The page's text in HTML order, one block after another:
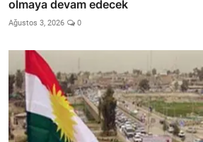
olmaya devam edecek
Ağustos 3, 2026 0